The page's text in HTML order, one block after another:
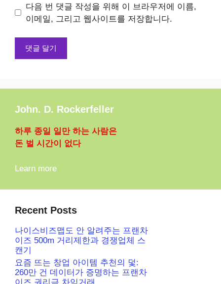
트
다음 번 댓글 작성을 위해 이 브라우저에 이름,
이메일, 그리고 웹사이트를 저장합니다.
John. D. Rockerfeller
하루 종일 일만 하는 사람은
돈 벌 시간이 없다
Learn more
Recent Posts
나이스비즈맵도 안 알려주는 프랜차
이즈 500m 거리제한과 경쟁업체 스
캔기
요즘 뜨는 창업 아이템 추천의 덫:
260만 건 데이터가 증명하는 프랜차